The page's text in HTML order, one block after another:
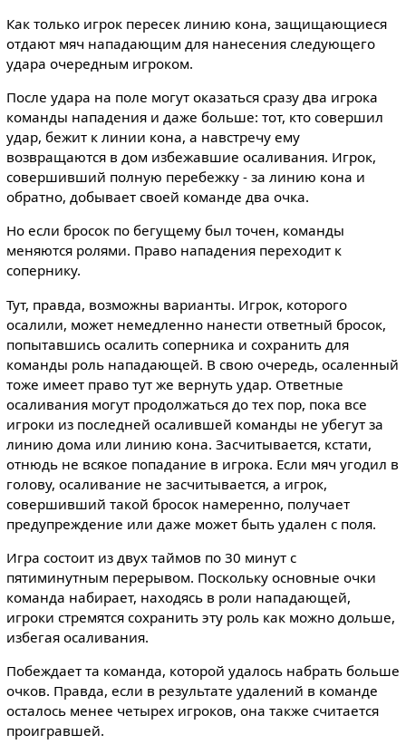
Как только игрок пересек линию кона, защищающиеся
отдают мяч нападающим для нанесения следующего
удара очередным игроком.
После удара на поле могут оказаться сразу два игрока
команды нападения и даже больше: тот, кто совершил
удар, бежит к линии кона, а навстречу ему
возвращаются в дом избежавшие осаливания. Игрок,
совершивший полную перебежку - за линию кона и
обратно, добывает своей команде два очка.
Но если бросок по бегущему был точен, команды
меняются ролями. Право нападения переходит к
сопернику.
Тут, правда, возможны варианты. Игрок, которого
осалили, может немедленно нанести ответный бросок,
попытавшись осалить соперника и сохранить для
команды роль нападающей. В свою очередь, осаленный
тоже имеет право тут же вернуть удар. Ответные
осаливания могут продолжаться до тех пор, пока все
игроки из последней осалившей команды не убегут за
линию дома или линию кона. Засчитывается, кстати,
отнюдь не всякое попадание в игрока. Если мяч угодил в
голову, осаливание не засчитывается, а игрок,
совершивший такой бросок намеренно, получает
предупреждение или даже может быть удален с поля.
Игра состоит из двух таймов по 30 минут с
пятиминутным перерывом. Поскольку основные очки
команда набирает, находясь в роли нападающей,
игроки стремятся сохранить эту роль как можно дольше,
избегая осаливания.
Побеждает та команда, которой удалось набрать больше
очков. Правда, если в результате удалений в команде
осталось менее четырех игроков, она также считается
проигравшей.